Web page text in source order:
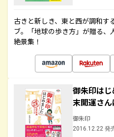
古きと新しき、東と西が調和す
ブ。「地球の歩き方」が贈る、
絶景集！
御朱印は
末開運さ
御朱印
2016.12.22 発